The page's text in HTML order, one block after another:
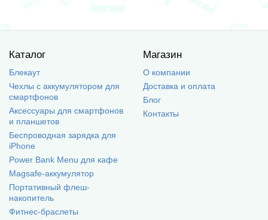
Каталог
Блекаут
Чехлы с аккумулятором для
смартфонов
Аксессуары для смартфонов
и планшетов
Беспроводная зарядка для
iPhone
Power Bank Menu для кафе
Magsafe-аккумулятор
Портативный флеш-
накопитель
Фитнес-браслеты
Магазин
О компании
Доставка и оплата
Блог
Контакты